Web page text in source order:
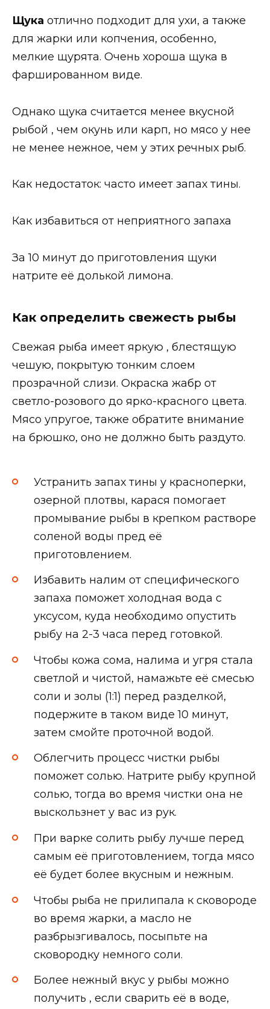
Щука отлично подходит для ухи, а также
для жарки или копчения, особенно,
мелкие щурята. Очень хороша щука в
фаршированном виде.
Однако щука считается менее вкусной
рыбой , чем окунь или карп, но мясо у нее
не менее нежное, чем у этих речных рыб.
Как недостаток: часто имеет запах тины.
Как избавиться от неприятного запаха
За 10 минут до приготовления щуки
натрите её долькой лимона.
Как определить свежесть рыбы
Свежая рыба имеет яркую , блестящую
чешую, покрытую тонким слоем
прозрачной слизи. Окраска жабр от
светло-розового до ярко-красного цвета.
Мясо упругое, также обратите внимание
на брюшко, оно не должно быть раздуто.
Устранить запах тины у красноперки,
озерной плотвы, карася помогает
промывание рыбы в крепком растворе
соленой воды пред её
приготовлением.
Избавить налим от специфического
запаха поможет холодная вода с
уксусом, куда необходимо опустить
рыбу на 2-3 часа перед готовкой.
Чтобы кожа сома, налима и угря стала
светлой и чистой, намажьте её смесью
соли и золы (1:1) перед разделкой,
подержите в таком виде 10 минут,
затем смойте проточной водой.
Облегчить процесс чистки рыбы
поможет солью. Натрите рыбу крупной
солью, тогда во время чистки она не
выскользнет у вас из рук.
При варке солить рыбу лучше перед
самым её приготовлением, тогда мясо
её будет более вкусным и нежным.
Чтобы рыба не прилипала к сковороде
во время жарки, а масло не
разбрызгивалось, посыпьте на
сковородку немного соли.
Более нежный вкус у рыбы можно
получить , если сварить её в воде,